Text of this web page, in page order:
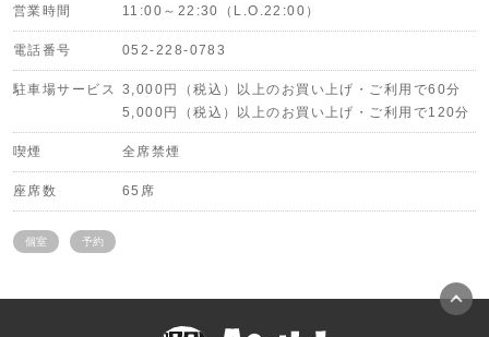
営業時間 11:00～22:30（L.O.22:00）
電話番号 052-228-0783
駐車場サービス 3,000円（税込）以上のお買い上げ・ご利用で60分
5,000円（税込）以上のお買い上げ・ご利用で120分
喫煙 全席禁煙
座席数 65席
個室 予約